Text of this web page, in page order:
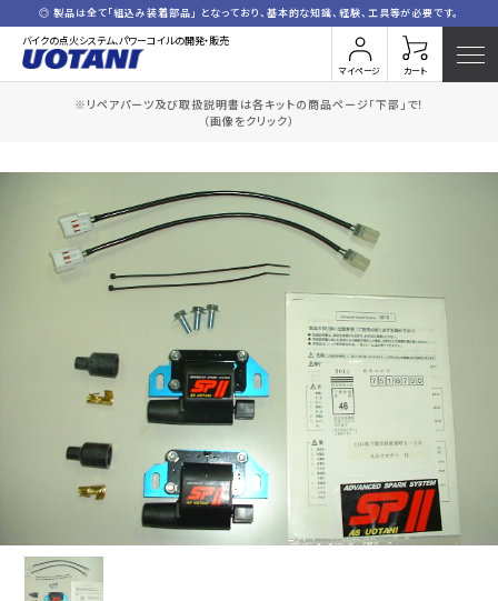
バイクの点火システム、パワーコイルの開発・販売
マイページ カート
◎ 製品は全て「組込み装着部品」 となっており、基本的な知識、経験、工具等が必要です。
※リペアパーツ及び取扱説明書は各キットの商品ページ「下部」で！
（画像をクリック）
全商品一覧 VTR1000SP-1